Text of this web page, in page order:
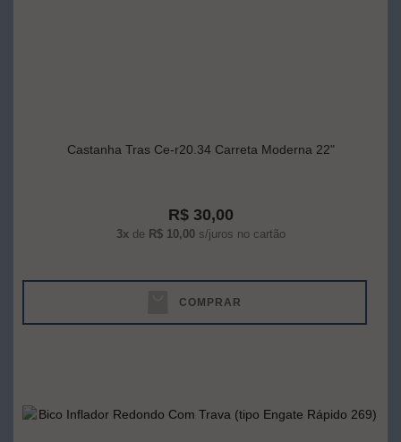
Castanha Tras Ce-r20.34 Carreta Moderna 22"
R$ 30,00
3xde R$ 10,00s/juros no cartão
COMPRAR